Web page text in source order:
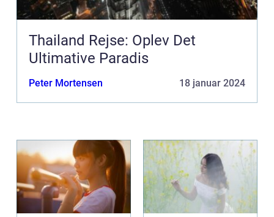
Thailand Rejse: Oplev Det
Ultimative Paradis
Peter Mortensen 18 januar 2024